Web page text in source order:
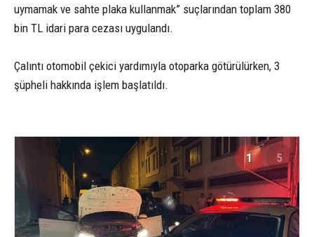
uymamak ve sahte plaka kullanmak” suçlarından toplam 380
bin TL idari para cezası uygulandı.
Çalıntı otomobil çekici yardımıyla otoparka götürülürken, 3
şüpheli hakkında işlem başlatıldı.
1 5